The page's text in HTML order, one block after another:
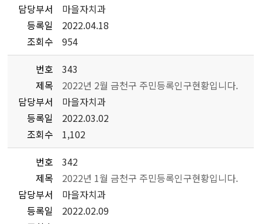
담당부서
마을자치과
등록일
2022.04.18
조회수
954
번호
343
제목
2022년 2월 금천구 주민등록인구현황입니다.
담당부서
마을자치과
등록일
2022.03.02
조회수
1,102
번호
342
제목
2022년 1월 금천구 주민등록인구현황입니다.
담당부서
마을자치과
등록일
2022.02.09